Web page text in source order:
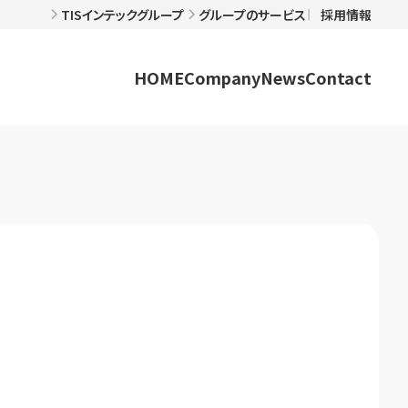
TISインテックグループ グループのサービス 採用情報
HOMECompanyNewsContact